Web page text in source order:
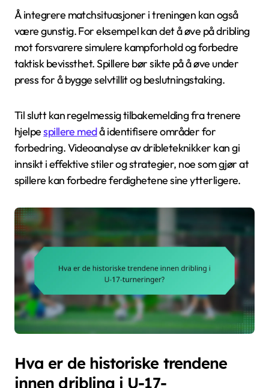
Å integrere matchsituasjoner i treningen kan også
være gunstig. For eksempel kan det å øve på dribling
mot forsvarere simulere kampforhold og forbedre
taktisk bevissthet. Spillere bør sikte på å øve under
press for å bygge selvtillit og beslutningstaking.
Til slutt kan regelmessig tilbakemelding fra trenere
hjelpespillere medå identifisere områder for
forbedring. Videoanalyse av dribleteknikker kan gi
innsikt i effektive stiler og strategier, noe som gjør at
spillere kan forbedre ferdighetene sine ytterligere.
Hva er de historiske trendene
innen dribling i U-17-